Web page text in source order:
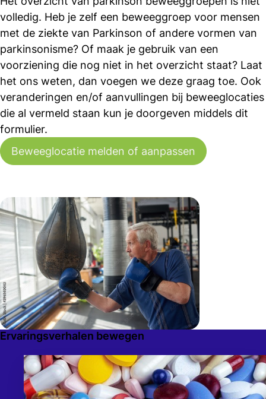
volledig. Heb je zelf een beweeggroep voor mensen
met de ziekte van Parkinson of andere vormen van
parkinsonisme? Of maak je gebruik van een
voorziening die nog niet in het overzicht staat? Laat
het ons weten, dan voegen we deze graag toe. Ook
veranderingen en/of aanvullingen bij beweeglocaties
die al vermeld staan kun je doorgeven middels dit
formulier.
Beweeglocatie melden of aanpassen
Ervaringsverhalen bewegen